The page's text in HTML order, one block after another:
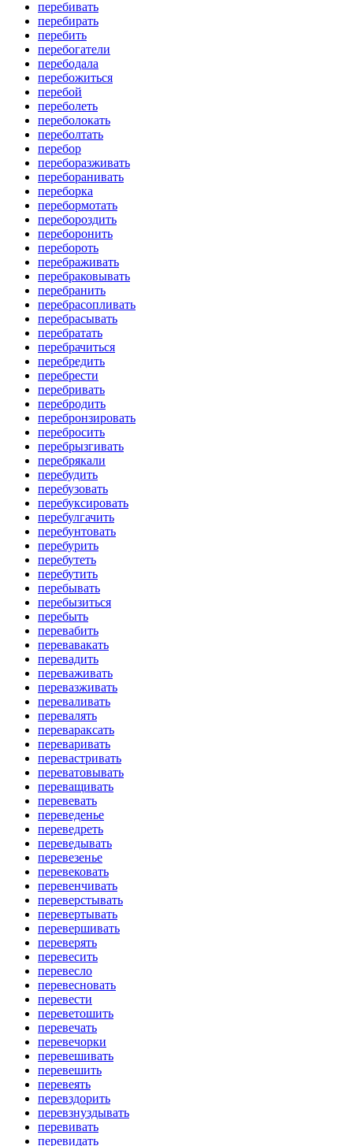
перебивать
перебирать
перебить
перебогатели
перебодала
перебожиться
перебой
переболеть
переболокать
переболтать
перебор
переборазживать
переборанивать
переборка
перебормотать
перебороздить
переборонить
перебороть
перебраживать
перебраковывать
перебранить
перебрасопливать
перебрасывать
перебратать
перебрачиться
перебредить
перебрести
перебривать
перебродить
перебронзировать
перебросить
перебрызгивать
перебрякали
перебудить
перебузовать
перебуксировать
перебулгачить
перебунтовать
перебурить
перебутеть
перебутить
перебывать
перебызиться
перебыть
перевабить
перевавакать
перевадить
переваживать
перевазживать
переваливать
перевалять
перевараксать
переваривать
перевастривать
переватовывать
переващивать
перевевать
переведенье
переведреть
переведывать
перевезенье
перевековать
перевенчивать
переверстывать
перевертывать
перевершивать
переверять
перевесить
перевесло
перевесновать
перевести
переветошить
перевечать
перевечорки
перевешивать
перевешить
перевеять
перевздорить
перевзнуздывать
перевивать
перевидать